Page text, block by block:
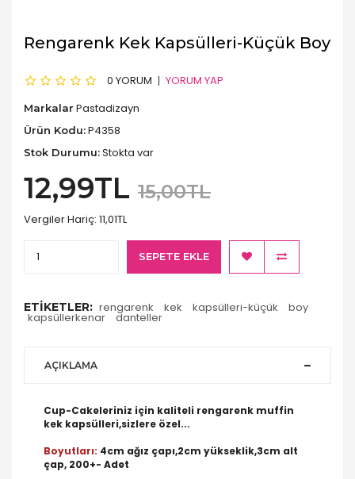
Rengarenk Kek Kapsülleri-Küçük Boy
0 YORUM YORUM YAP
Markalar Pastadizayn
Ürün Kodu:P4358
Stok Durumu:Stokta var
12,99TL 15,00TL
Vergiler Hariç: 11,01TL
SEPETE EKLE
ETIKETLER: rengarenk kek kapsülleri-küçük boy
kapsüllerkenar danteller
AÇIKLAMA
Cup-Cakeleriniz için kaliteli rengarenk muffin
kek kapsülleri,sizlere özel...
Boyutları: 4cm ağız çapı,2cm yükseklik,3cm alt
çap, 200+- Adet